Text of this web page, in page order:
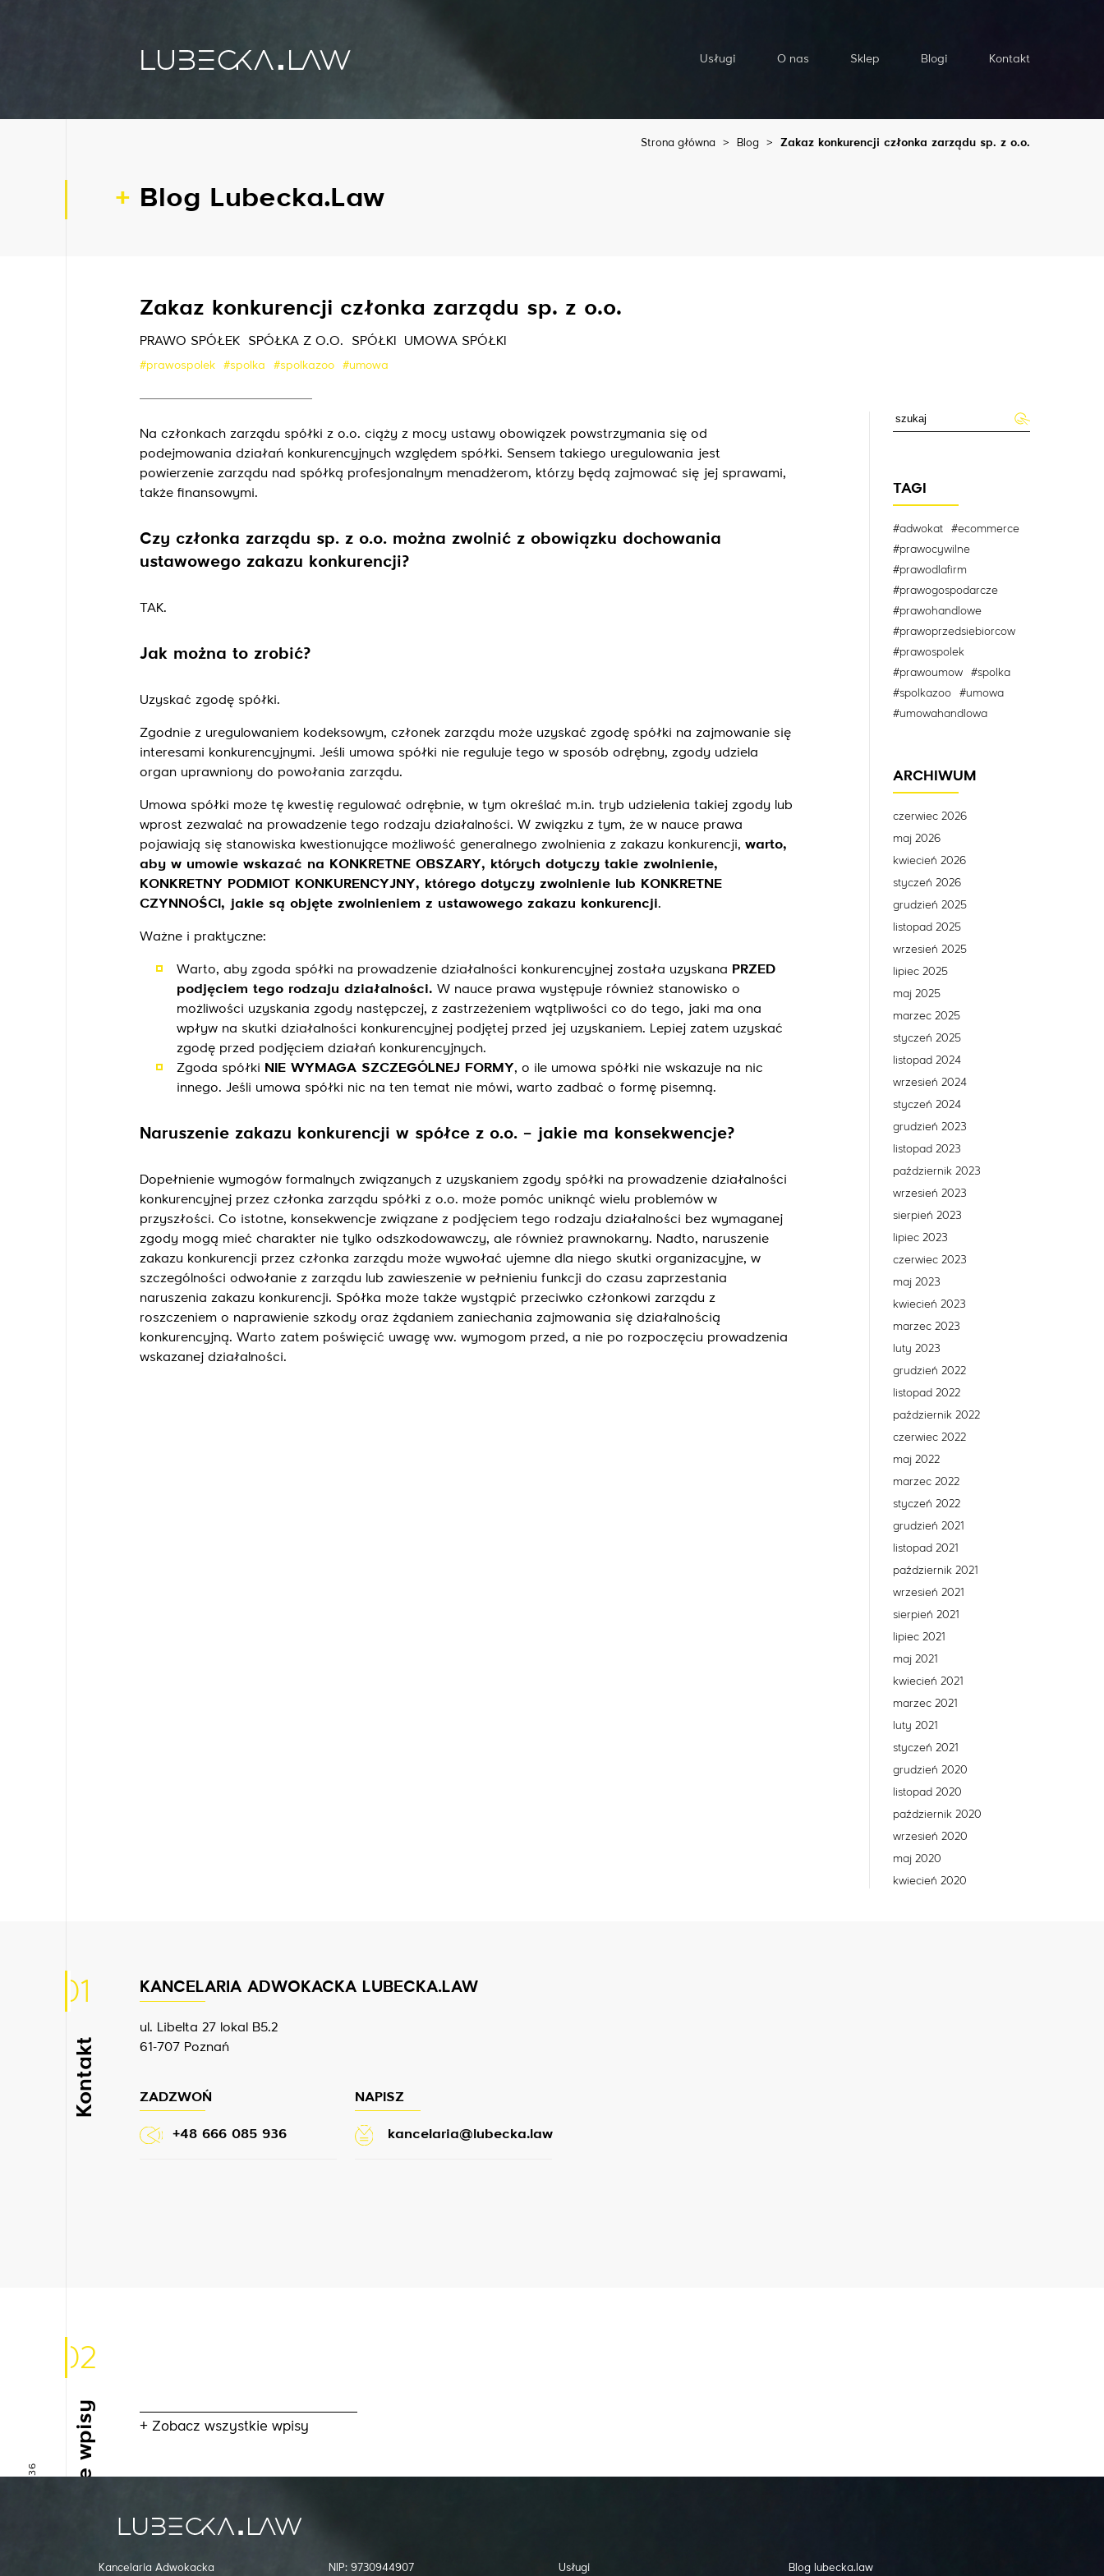
Usługi O nas Sklep Blogi Kontakt
+48 666 085 936
Strona główna > Blog > Zakaz konkurencji członka zarządu sp. z o.o.
Blog Lubecka.Law
Zakaz konkurencji członka zarządu sp. z o.o.
PRAWO SPÓŁEK SPÓŁKA Z O.O. SPÓŁKI UMOWA SPÓŁKI
#prawospolek #spolka #spolkazoo #umowa
Na członkach zarządu spółki z o.o. ciąży z mocy ustawy obowiązek powstrzymania się od
podejmowania działań konkurencyjnych względem spółki. Sensem takiego uregulowania jest
powierzenie zarządu nad spółką profesjonalnym menadżerom, którzy będą zajmować się jej sprawami,
także finansowymi.
Czy członka zarządu sp. z o.o. można zwolnić z obowiązku dochowania
ustawowego zakazu konkurencji?
TAK.
Jak można to zrobić?
Uzyskać zgodę spółki.
Zgodnie z uregulowaniem kodeksowym, członek zarządu może uzyskać zgodę spółki na zajmowanie się
interesami konkurencyjnymi. Jeśli umowa spółki nie reguluje tego w sposób odrębny, zgody udziela
organ uprawniony do powołania zarządu.
Umowa spółki może tę kwestię regulować odrębnie, w tym określać m.in. tryb udzielenia takiej zgody lub
wprost zezwalać na prowadzenie tego rodzaju działalności. W związku z tym, że w nauce prawa
pojawiają się stanowiska kwestionujące możliwość generalnego zwolnienia z zakazu konkurencji, warto,
aby w umowie wskazać na KONKRETNE OBSZARY, których dotyczy takie zwolnienie,
KONKRETNY PODMIOT KONKURENCYJNY, którego dotyczy zwolnienie lub KONKRETNE
CZYNNOŚCI, jakie są objęte zwolnieniem z ustawowego zakazu konkurencji.
Ważne i praktyczne:
Warto, aby zgoda spółki na prowadzenie działalności konkurencyjnej została uzyskana PRZED
podjęciem tego rodzaju działalności. W nauce prawa występuje również stanowisko o
możliwości uzyskania zgody następczej, z zastrzeżeniem wątpliwości co do tego, jaki ma ona
wpływ na skutki działalności konkurencyjnej podjętej przed jej uzyskaniem. Lepiej zatem uzyskać
zgodę przed podjęciem działań konkurencyjnych.
Zgoda spółki NIE WYMAGA SZCZEGÓLNEJ FORMY, o ile umowa spółki nie wskazuje na nic
innego. Jeśli umowa spółki nic na ten temat nie mówi, warto zadbać o formę pisemną.
Naruszenie zakazu konkurencji w spółce z o.o. – jakie ma konsekwencje?
Dopełnienie wymogów formalnych związanych z uzyskaniem zgody spółki na prowadzenie działalności
konkurencyjnej przez członka zarządu spółki z o.o. może pomóc uniknąć wielu problemów w
przyszłości. Co istotne, konsekwencje związane z podjęciem tego rodzaju działalności bez wymaganej
zgody mogą mieć charakter nie tylko odszkodowawczy, ale również prawnokarny. Nadto, naruszenie
zakazu konkurencji przez członka zarządu może wywołać ujemne dla niego skutki organizacyjne, w
szczególności odwołanie z zarządu lub zawieszenie w pełnieniu funkcji do czasu zaprzestania
naruszenia zakazu konkurencji. Spółka może także wystąpić przeciwko członkowi zarządu z
roszczeniem o naprawienie szkody oraz żądaniem zaniechania zajmowania się działalnością
konkurencyjną. Warto zatem poświęcić uwagę ww. wymogom przed, a nie po rozpoczęciu prowadzenia
wskazanej działalności.
TAGI
#adwokat
#ecommerce
#prawocywilne
#prawodlafirm
#prawogospodarcze
#prawohandlowe
#prawoprzedsiebiorcow
#prawospolek
#prawoumow
#spolka
#spolkazoo
#umowa
#umowahandlowa
ARCHIWUM
czerwiec 2026
maj 2026
kwiecień 2026
styczeń 2026
grudzień 2025
listopad 2025
wrzesień 2025
lipiec 2025
maj 2025
marzec 2025
styczeń 2025
listopad 2024
wrzesień 2024
styczeń 2024
grudzień 2023
listopad 2023
październik 2023
wrzesień 2023
sierpień 2023
lipiec 2023
czerwiec 2023
maj 2023
kwiecień 2023
marzec 2023
luty 2023
grudzień 2022
listopad 2022
październik 2022
czerwiec 2022
maj 2022
marzec 2022
styczeń 2022
grudzień 2021
listopad 2021
październik 2021
wrzesień 2021
sierpień 2021
lipiec 2021
maj 2021
kwiecień 2021
marzec 2021
luty 2021
styczeń 2021
grudzień 2020
listopad 2020
październik 2020
wrzesień 2020
maj 2020
kwiecień 2020
01
Kontakt
KANCELARIA ADWOKACKA LUBECKA.LAW
ul. Libelta 27 lokal B5.2
61-707 Poznań
ZADZWOŃ
+48 666 085 936
NAPISZ
kancelaria@lubecka.law
02
Inne wpisy + Zobacz wszystkie wpisy
Kancelaria Adwokacka NIP: 9730944907 Usługi Blog lubecka.law